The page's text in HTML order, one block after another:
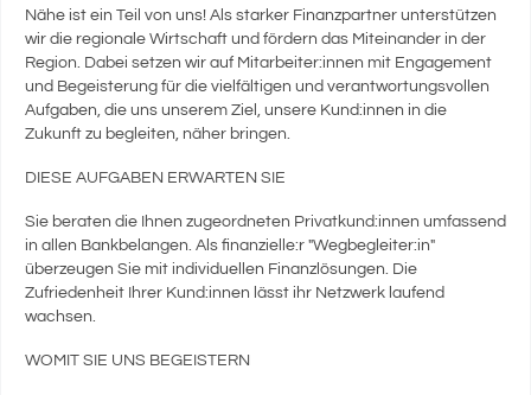
Nähe ist ein Teil von uns! Als starker Finanzpartner unterstützen
wir die regionale Wirtschaft und fördern das Miteinander in der
Region. Dabei setzen wir auf Mitarbeiter:innen mit Engagement
und Begeisterung für die vielfältigen und verantwortungsvollen
Aufgaben, die uns unserem Ziel, unsere Kund:innen in die
Zukunft zu begleiten, näher bringen.
DIESE AUFGABEN ERWARTEN SIE
Sie beraten die Ihnen zugeordneten Privatkund:innen umfassend
in allen Bankbelangen. Als finanzielle:r "Wegbegleiter:in"
überzeugen Sie mit individuellen Finanzlösungen. Die
Zufriedenheit Ihrer Kund:innen lässt ihr Netzwerk laufend
wachsen.
WOMIT SIE UNS BEGEISTERN